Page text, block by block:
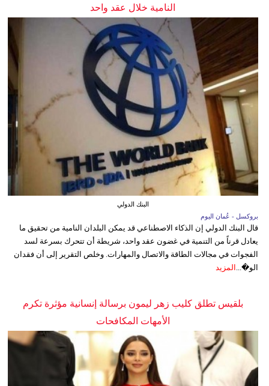
النامية خلال عقد واحد
البنك الدولي
بروكسل - عُمان اليوم
قال البنك الدولي إن الذكاء الاصطناعي قد يمكن البلدان النامية من تحقيق ما
يعادل قرناً من التنمية في غضون عقد واحد، شريطة أن تتحرك بسرعة لسد
الفجوات في مجالات الطاقة والاتصال والمهارات. وخلص التقرير إلى أن فقدان
الو�... المزيد
بلقيس تطلق كليب زهر ليمون برسالة إنسانية مؤثرة تكرم
الأمهات المكافحات